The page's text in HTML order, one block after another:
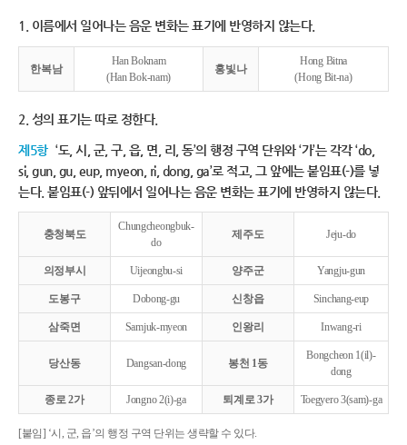
1. 이름에서 일어나는 음운 변화는 표기에 반영하지 않는다.
한복남
Han Boknam
(Han Bok-nam)
홍빛나
Hong Bitna
(Hong Bit-na)
2. 성의 표기는 따로 정한다.
제5항 ‘도, 시, 군, 구, 읍, 면, 리, 동’의 행정 구역 단위와 ‘가’는 각각 ‘do,
si, gun, gu, eup, myeon, ri, dong, ga’로 적고, 그 앞에는 붙임표(-)를 넣
는다. 붙임표(-) 앞뒤에서 일어나는 음운 변화는 표기에 반영하지 않는다.
충청북도
Chungcheongbuk-
do
제주도 Jeju-do
의정부시 Uijeongbu-si 양주군 Yangju-gun
도봉구 Dobong-gu 신창읍 Sinchang-eup
삼죽면 Samjuk-myeon 인왕리 Inwang-ri
당산동 Dangsan-dong 봉천 1동
Bongcheon 1(il)-
dong
종로 2가 Jongno 2(i)-ga 퇴계로 3가 Toegyero 3(sam)-ga
[붙임] ‘시, 군, 읍’의 행정 구역 단위는 생략할 수 있다.